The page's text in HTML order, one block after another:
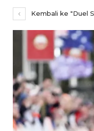
Kembali ke "Duel